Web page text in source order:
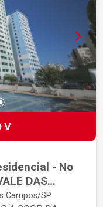
com vista
V
- No
Campos/SP